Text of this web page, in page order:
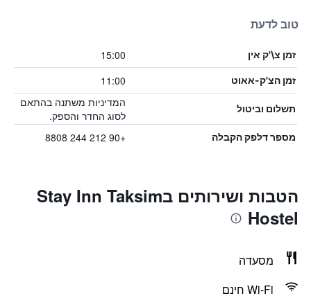
טוב לדעת
זמן צ\'ק אין 15:00
זמן הצ'ק-אאוט 11:00
תשלום וביטול
המדיניות משתנה בהתאם
לסוג החדר והספק.
מספר דלפק הקבלה +90 212 244 8808
הטבות ושירותים בStay Inn Taksim
Hostel
מסעדה
Wi-Fi חינם